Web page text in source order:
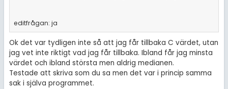
editfrågan: ja
Ok det var tydligen inte så att jag får tillbaka C värdet, utan
jag vet inte riktigt vad jag får tillbaka. Ibland får jag minsta
värdet och ibland största men aldrig medianen.
Testade att skriva som du sa men det var i princip samma
sak i själva programmet.